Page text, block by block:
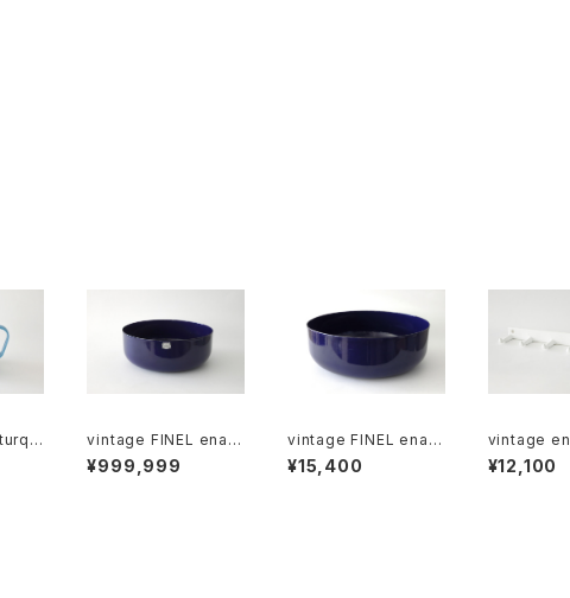
vintage FINEL enam
el bowl M / ヴィンテ
ージ カイ・フランク ホ
¥999,999
vintage FINEL enam
el bowl L / ヴィンテー
ジ カイ・フランク ホー
¥15,400
vintage
towel rack
/ ヴィンテージ ホーロ
¥12,100